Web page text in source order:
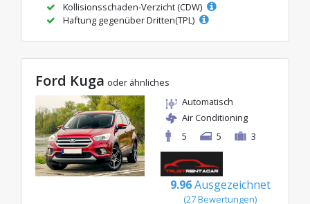
Kollisionsschaden-Verzicht (CDW)
Haftung gegenüber Dritten(TPL)
Ford Kuga oder ähnliches
Automatisch
Air Conditioning
5
5 3
9.96 Ausgezeichnet
(27 Bewertungen)